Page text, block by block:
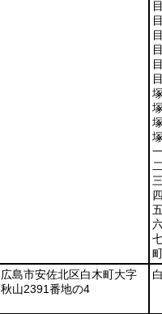
広島市安佐北区白木町大字
秋山2391番地の4